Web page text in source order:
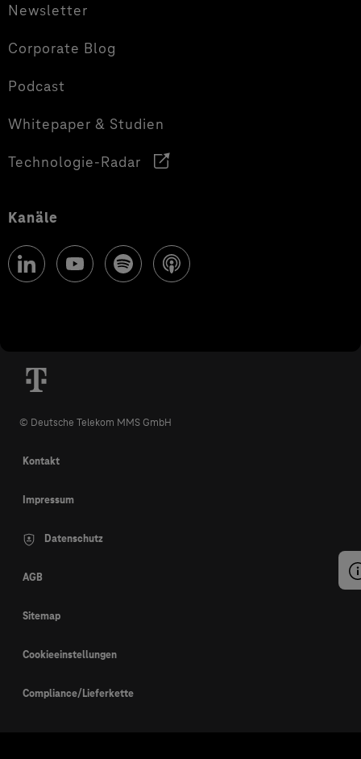
Newsletter
Corporate Blog
Podcast
Whitepaper & Studien
Technologie-Radar
Kanäle
© Deutsche Telekom MMS GmbH
Kontakt
Impressum
Datenschutz
AGB
Sitemap
Cookieeinstellungen
Compliance/Lieferkette